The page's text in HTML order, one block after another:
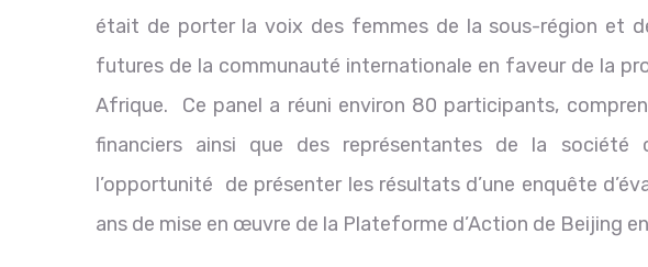
était de porter la voix des femmes de la sous-région et
futures de la communauté internationale en faveur de la
Afrique. Ce panel a réuni environ 80 participants,
financiers ainsi que des représentantes de la
l’opportunité de présenter les résultats d’une enquête
ans de mise en œuvre de la Plateforme d’Action de Beijing